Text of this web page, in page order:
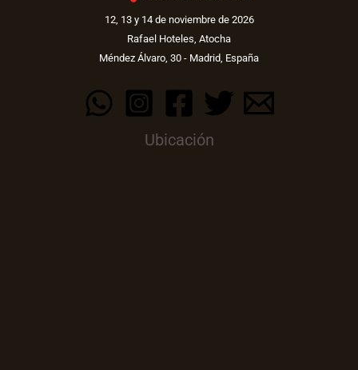
12, 13 y 14 de noviembre de 2026
Rafael Hoteles, Atocha
Méndez Álvaro, 30 - Madrid, España
Ubicación